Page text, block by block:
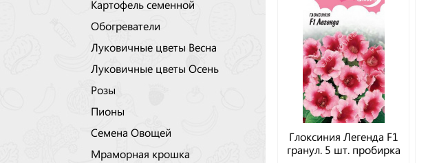
Картофель семенной
Обогреватели
Луковичные цветы Весна
Луковичные цветы Осень
Розы
Пионы
Семена Овощей
Мраморная крошка
Глоксиния Легенда F1
гранул. 5 шт. пробирка